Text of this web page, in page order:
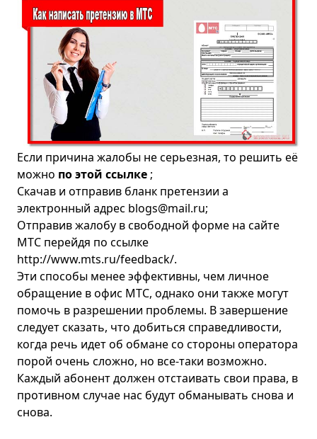
Челябинск
Ярославль
Если причина жалобы не серьезная, то решить её
можно по этой ссылке ;
Скачав и отправив бланк претензии а
электронный адрес blogs@mail.ru;
Отправив жалобу в свободной форме на сайте
МТС перейдя по ссылке
http://www.mts.ru/feedback/.
Эти способы менее эффективны, чем личное
обращение в офис МТС, однако они также могут
помочь в разрешении проблемы. В завершение
следует сказать, что добиться справедливости,
когда речь идет об обмане со стороны оператора
порой очень сложно, но все-таки возможно.
Каждый абонент должен отстаивать свои права, в
противном случае нас будут обманывать снова и
снова.